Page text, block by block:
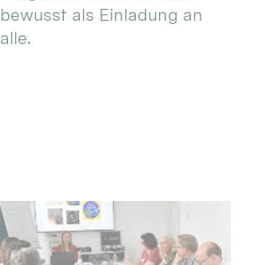
bewusst als Einladung an
alle.